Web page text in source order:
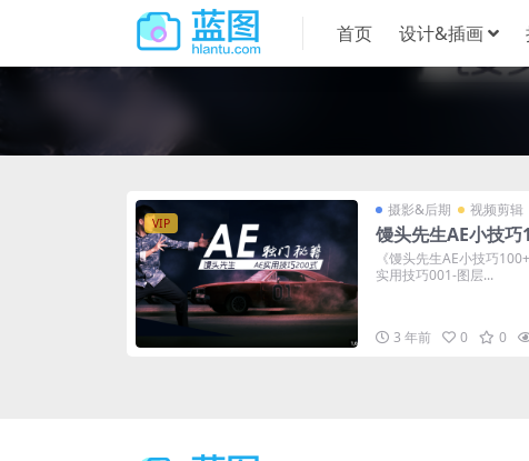
首页 设计&插画
VIP
摄影&后期 视频剪辑
馒头先生AE小技巧
《馒头先生AE小技巧
实用技巧001-图层...
3 年前 0 0